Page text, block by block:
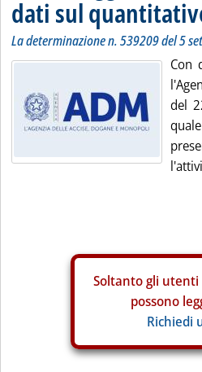
dati sul
La determinazione n. 539209 del 5
Con
del
Soltanto gli utenti
possono
Richiedi